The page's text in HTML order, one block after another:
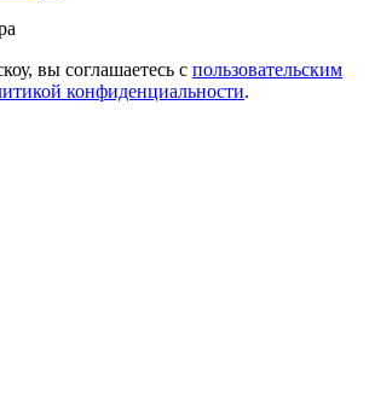
вы соглашаетесь с пользовательским
конфиденциальности.